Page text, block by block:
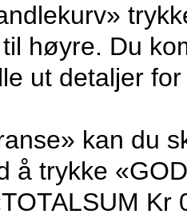
høyre. Du
ut detaljer
kan du
å trykke
Kr